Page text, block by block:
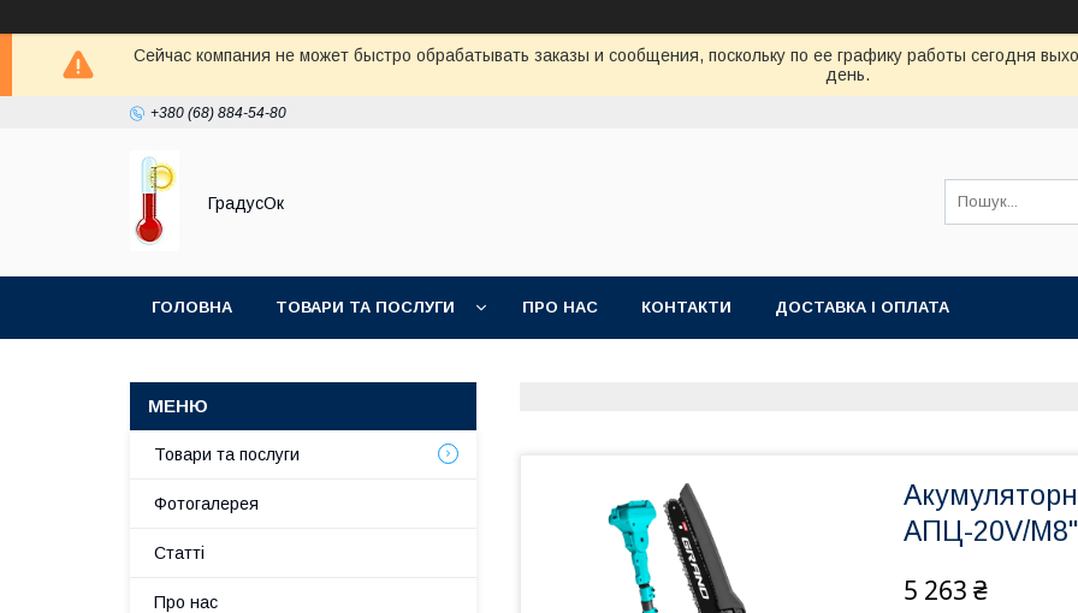
Сейчас компания не может быстро обрабатывать заказы и сообщения, поскольку по ее графику работы сегодня
день.
+380 (68) 884-54-80
ГрадусОк
ГОЛОВНА ТОВАРИ ТА ПОСЛУГИ ПРО НАС КОНТАКТИ ДОСТАВКА І ОПЛАТА
АПЦ-20V/
5 263 ₴
Товари та послуги
Фотогалерея
Статті
Про нас